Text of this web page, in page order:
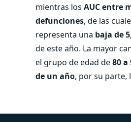
mientras los AUC entre
defunciones, de las
representa una baja de
de este año. La mayor
el grupo de edad de80 a
de un año, por su parte,